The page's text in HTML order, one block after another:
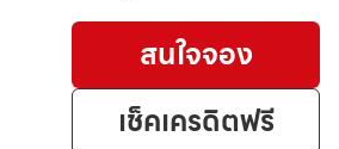
สนใจจอง
เช็คเครดิตฟรี